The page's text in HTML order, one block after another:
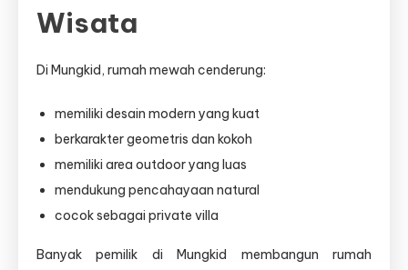
Wisata
Di Mungkid, rumah mewah cenderung:
memiliki desain modern yang kuat
berkarakter geometris dan kokoh
memiliki area outdoor yang luas
mendukung pencahayaan natural
cocok sebagai private villa
Banyak pemilik di Mungkid membangun rumah